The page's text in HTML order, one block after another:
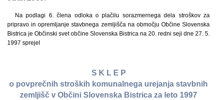
Na podlagi 6. člena odloka o plačilu sorazmernega dela stroškov za
pripravo in opremljanje stavbnega zemljišča na območju Občine Slovenska
Bistrica je Občinski svet občine Slovenska Bistrica na 20. redni seji dne 27. 5.
1997 sprejel
S K L E P
o povprečnih stroških komunalnega urejanja stavbnih
zemljišč v Občini Slovenska Bistrica za leto 1997